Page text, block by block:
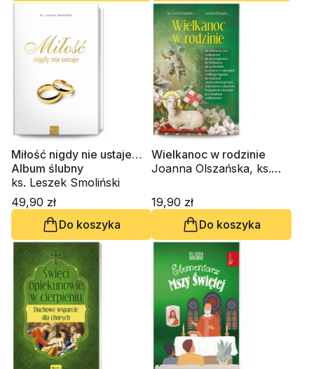
Miłość nigdy nie ustaje…
Album ślubny
ks. Leszek Smoliński
49,90 zł
Do koszyka
Wielkanoc w rodzinie
Joanna Olszańska, ks.
19,90 zł
Do koszyka